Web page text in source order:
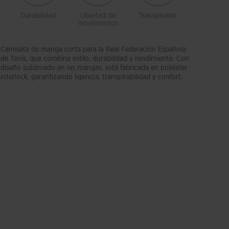
Durabilidad
Libertad de
movimientos
Transpirable
Camiseta de manga corta para la Real Federación Española
de Tenis, que combina estilo, durabilidad y rendimiento. Con
diseño sublimado en las mangas, está fabricada en poliéster
interlock, garantizando ligereza, transpirabilidad y confort.